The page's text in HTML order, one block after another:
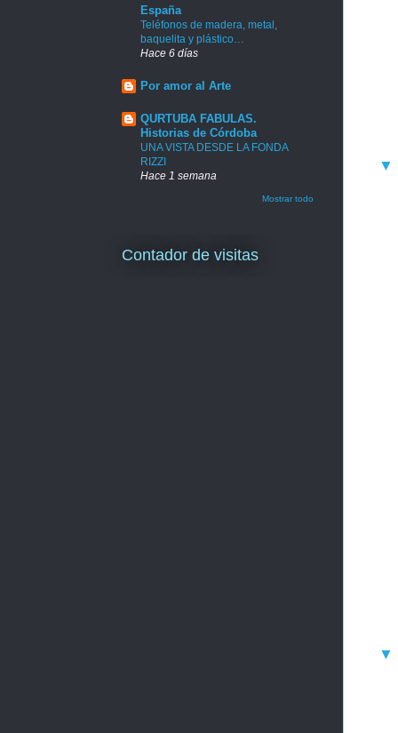
España
Teléfonos de madera, metal,
baquelita y plástico…
Hace 6 días
Por amor al Arte
QURTUBA FABULAS.
Historias de Córdoba
UNA VISTA DESDE LA FONDA
RIZZI
Hace 1 semana
Mostrar todo
Contador de visitas